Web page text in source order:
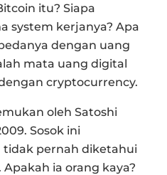
itu? Siapa
system kerjanya? Apa
dengan uang
mata uang digital
cryptocurrency.
oleh Satoshi
Sosok ini
tidak pernah diketahui
ia orang kaya?